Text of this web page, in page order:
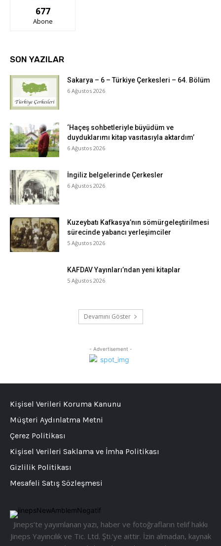
677
Abone
SON YAZILAR
Sakarya – 6 – Türkiye Çerkesleri – 64. Bölüm
6 Ağustos 2026
‘Haçeş sohbetleriyle büyüdüm ve
duyduklarımı kitap vasıtasıyla aktardım’
6 Ağustos 2026
İngiliz belgelerinde Çerkesler
6 Ağustos 2026
Kuzeybatı Kafkasya’nın sömürgeleştirilmesi
sürecinde yabancı yerleşimciler
5 Ağustos 2026
KAFDAV Yayınları’ndan yeni kitaplar
5 Ağustos 2026
Devamını Göster
- Advertisement -
Jineps’te yayımlanan yazı, haber ve fotoğrafların telif hakkı
Jineps Yayıncılık ve Tic. Ltd. Şti.’ye aittir. İzin almadan, kaynak
Kişisel Verileri Koruma Kanunu
Müşteri Aydınlatma Metni
Çerez Politikası
Kişisel Verileri Saklama ve İmha Politikası
Gizlilik Politikası
Mesafeli Satış Sözleşmesi